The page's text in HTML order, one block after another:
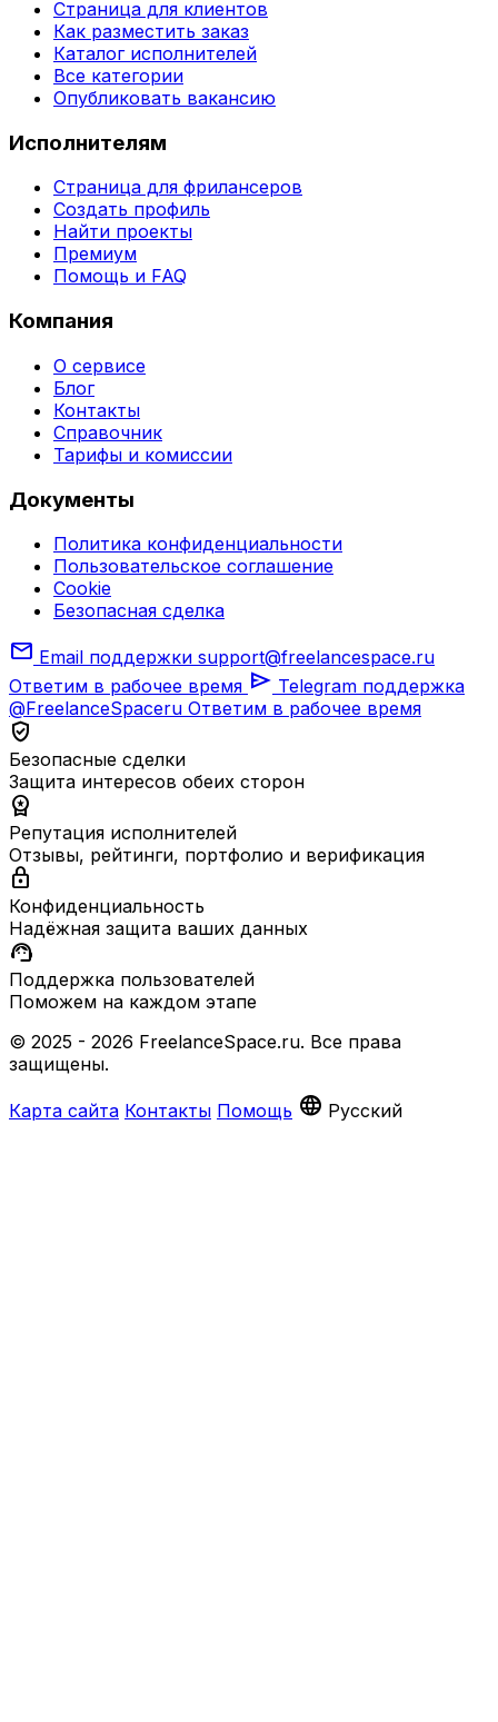
Страница для клиентов
Как разместить заказ
Каталог исполнителей
Все категории
Опубликовать вакансию
Исполнителям
Страница для фрилансеров
Создать профиль
Найти проекты
Премиум
Помощь и FAQ
Компания
О сервисе
Блог
Контакты
Справочник
Тарифы и комиссии
Документы
Политика конфиденциальности
Пользовательское соглашение
Cookie
Безопасная сделка
mail Email поддержки support@freelancespace.ru
Ответим в рабочее время send Telegram поддержка
@FreelanceSpaceru Ответим в рабочее время
verified_user
Безопасные сделки
Защита интересов обеих сторон
workspace_premium
Репутация исполнителей
Отзывы, рейтинги, портфолио и верификация
lock
Конфиденциальность
Надёжная защита ваших данных
support_agent
Поддержка пользователей
Поможем на каждом этапе
© 2025 - 2026 FreelanceSpace.ru. Все права
защищены.
Карта сайта Контакты Помощь language Русский